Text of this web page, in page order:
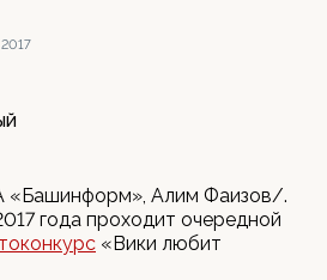
«Башинформ», Алим Фаизов/.
года проходит очередной
«Вики любит